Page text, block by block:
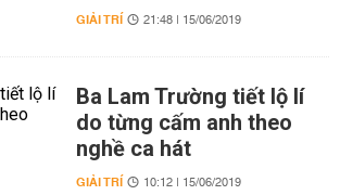
GIẢI TRÍ 21:48 | 15/06/2019
Ba Lam Trường tiết lộ lí
do từng cấm anh theo
nghề ca hát
GIẢI TRÍ 10:12 | 15/06/2019